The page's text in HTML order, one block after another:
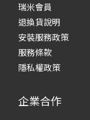
瑞米會員
退換貨說明
安裝服務政策
服務條款
隱私權政策
企業合作